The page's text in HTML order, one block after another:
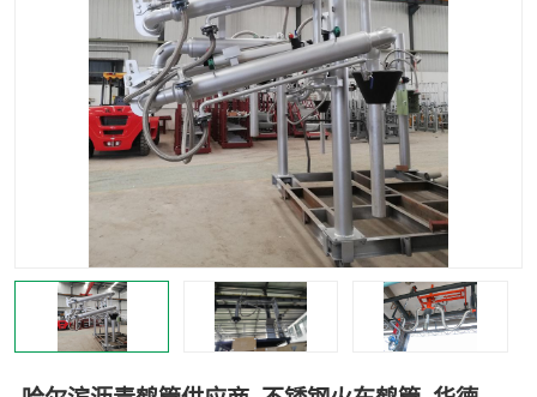
卸车鹤管
装车鹤管 输油臂
紧急脱离干式接头 火车鹤管
汽车鹤管 顶部鹤管
低温鹤管
浮动出油装置 鹤管